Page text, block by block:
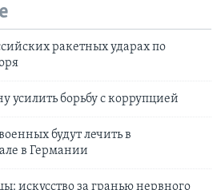
ракетных ударах по
борьбу с коррупцией
будут лечить в
в Германии
искусство за гранью нервного